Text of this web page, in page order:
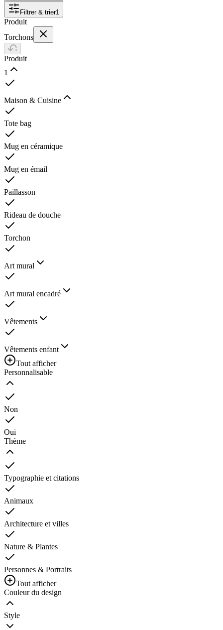
Filtrer & trier1
Produit
Torchons
Produit
1
Maison & Cuisine
Tote bag
Mug en céramique
Mug en émail
Paillasson
Rideau de douche
Torchon
Art mural
Art mural encadré
Vêtements
Vêtements enfant
Tout afficher
Personnalisable
Non
Oui
Thème
Typographie et citations
Animaux
Architecture et villes
Nature & Plantes
Personnes & Portraits
Tout afficher
Couleur du design
Style